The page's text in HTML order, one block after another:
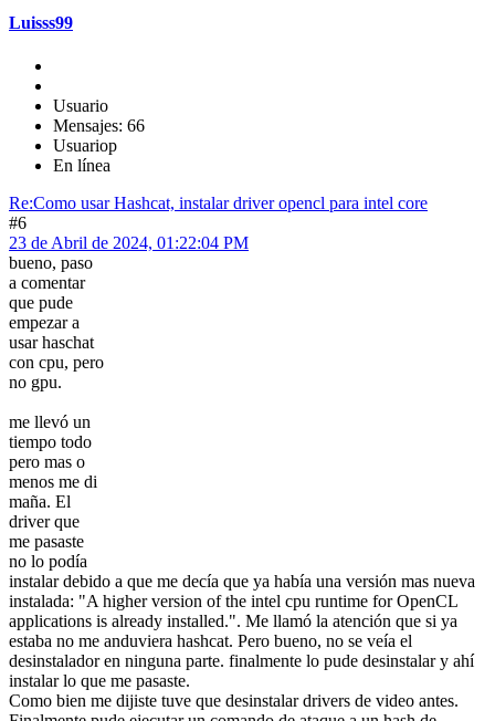
Luisss99
Usuario
Mensajes: 66
Usuariop
En línea
Re:Como usar Hashcat, instalar driver opencl para intel core
#6
23 de Abril de 2024, 01:22:04 PM
bueno, paso
a comentar
que pude
empezar a
usar haschat
con cpu, pero
no gpu.
me llevó un
tiempo todo
pero mas o
menos me di
maña. El
driver que
me pasaste
no lo podía
instalar debido a que me decía que ya había una versión mas nueva
instalada: "A higher version of the intel cpu runtime for OpenCL
applications is already installed.". Me llamó la atención que si ya
estaba no me anduviera hashcat. Pero bueno, no se veía el
desinstalador en ninguna parte. finalmente lo pude desinstalar y ahí
instalar lo que me pasaste.
Como bien me dijiste tuve que desinstalar drivers de video antes.